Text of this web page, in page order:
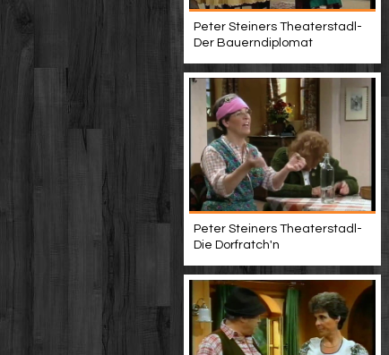
Peter Steiners Theaterstadl-
Der Bauerndiplomat
Peter Steiners Theaterstadl-
Die Dorfratch'n